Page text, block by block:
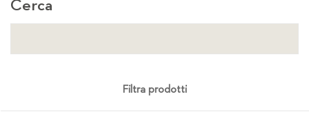
Cerca
Filtra prodotti